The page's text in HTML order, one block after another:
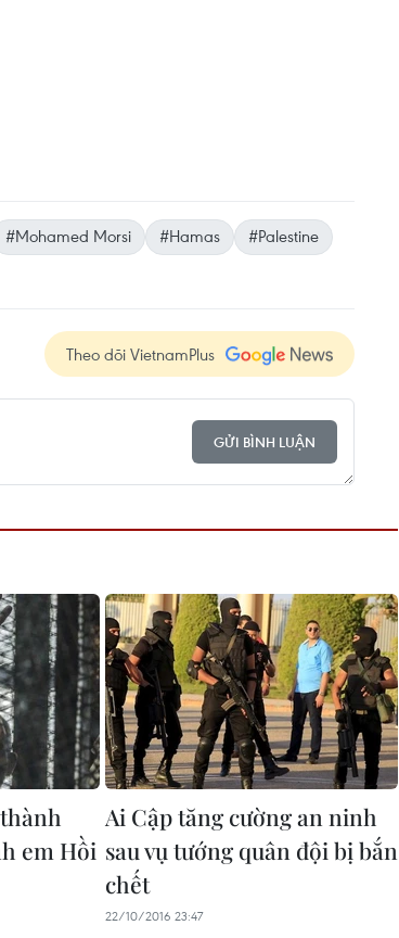
#Mohamed Morsi #Hamas
#Palestine
Theo dõi VietnamPlus
GỬI BÌNH LUẬN
em Hồi
Ai Cập tăng cường an ninh
sau vụ tướng quân đội bị bắn
chết
22/10/2016 23:47